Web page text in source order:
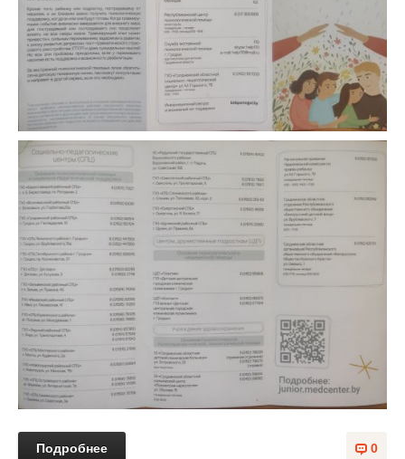
0
Подробнее